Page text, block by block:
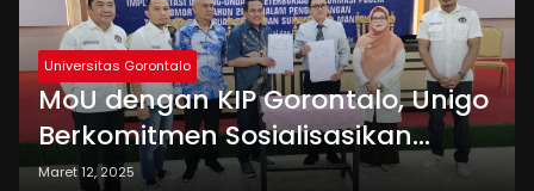
Universitas Gorontalo
MoU dengan KIP Gorontalo, Unigo
Berkomitmen Sosialisasikan
Keterbukaan Informasi Publik
Maret 12, 2025